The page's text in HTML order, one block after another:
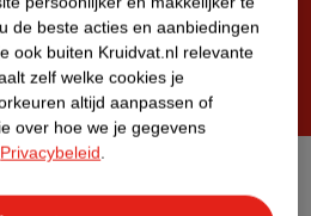
altijd voordelig!
de beste acties en aanbiedingen
ook buiten Kruidvat.nl relevante
zelf welke cookies je
altijd aanpassen of
over hoe we je gegevens
Privacybeleid.